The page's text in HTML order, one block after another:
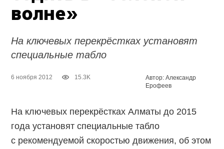
волне»
На ключевых перекрёстках установят
специальные табло
6 ноября 2012 15.3K
Автор: Александр
Ерофеев
На ключевых перекрёстках Алматы до 2015
года установят специальные табло
с рекомендуемой скоростью движения, об этом